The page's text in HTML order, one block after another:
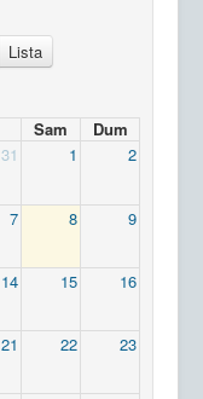
Lista
Sam
Dum
31 1 2
7 8 9
14 15 16
21 22 23